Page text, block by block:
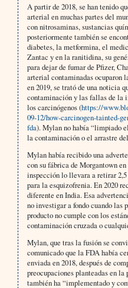
A partir de 2018, se han tenido
arterial en muchas partes del
con nitrosaminas, sustancias
posteriormente también se
diabetes, la metformina, el
Zantac y en la ranitidina, su
para dejar de fumar de Pfizer,
arterial contaminadas ocuparon
en 2019, se trató de una noticia
contaminación y las fallas de la
los carcinógenos (https://
09-12/how-carcinogen-tainted-
fda). Mylan no había “limpiado
la contaminación o el arrastre
Mylan había recibido una
con su fábrica de Morgantown
inspección lo llevara a retirar
para la esquizofrenia. En 2020
diferente en India. Esa
no investigar a fondo cuando las
producto no cumple con los
contaminación cruzada o
Mylan, que tras la fusión se
comunicado que la FDA había
enviada en 2018, después de
preocupaciones planteadas en
también ha “implementado y